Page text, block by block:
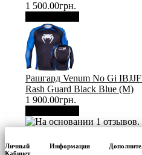
1 500.00грн.
Рашгард Venum No Gi
Rash Guard Black Blue (М)
1 900.00грн.
Личный
Кабинет
Информация